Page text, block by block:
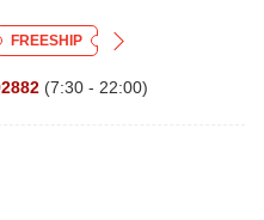
FREESHIP
(7:30 - 22:00)